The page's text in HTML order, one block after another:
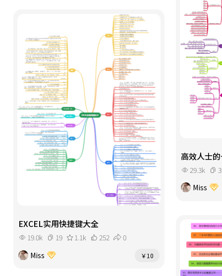
高效人士
29.3k
Miss
EXCEL实用快捷键大全
19.0k 19 1.1k 252
0
Miss
￥10